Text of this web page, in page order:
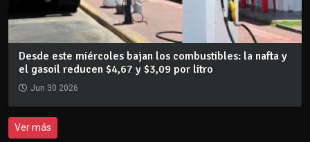
Desde este miércoles bajan los combustibles: la nafta y
el gasoil reducen $4,67 y $3,09 por litro
Jun 30 2026
Ver más